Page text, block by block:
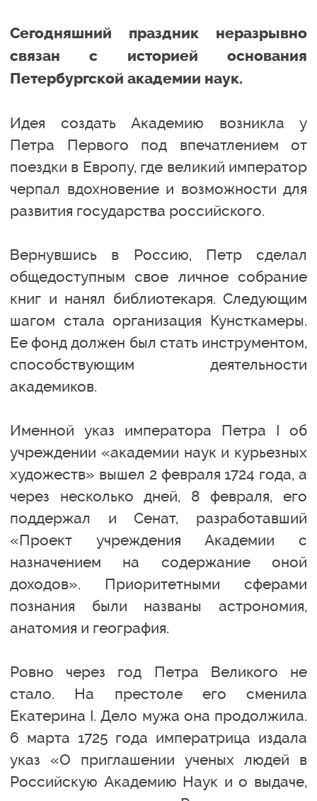
Сегодняшний праздник неразрывно
связан с историей основания
Петербургской академии наук.
Идея создать Академию возникла у
Петра Первого под впечатлением от
поездки в Европу, где великий император
черпал вдохновение и возможности для
развития государства российского.
Вернувшись в Россию, Петр сделал
общедоступным свое личное собрание
книг и нанял библиотекаря. Следующим
шагом стала организация Кунсткамеры.
Ее фонд должен был стать инструментом,
способствующим деятельности
академиков.
Именной указ императора Петра I об
учреждении «академии наук и курьезных
художеств» вышел 2 февраля 1724 года, а
через несколько дней, 8 февраля, его
поддержал и Сенат, разработавший
«Проект учреждения Академии с
назначением на содержание оной
доходов». Приоритетными сферами
познания были названы астрономия,
анатомия и география.
Ровно через год Петра Великого не
стало. На престоле его сменила
Екатерина I. Дело мужа она продолжила.
6 марта 1725 года императрица издала
указ «О приглашении ученых людей в
Российскую Академию Наук и о выдаче,